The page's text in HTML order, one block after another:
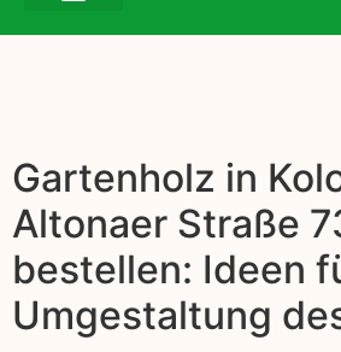
Gartenholz in
Altonaer Straße
bestellen: Ideen
Umgestaltung